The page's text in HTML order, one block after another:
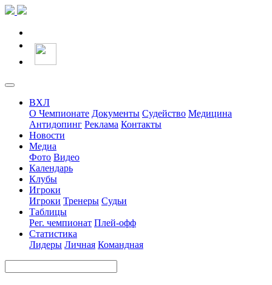
ВХЛ
О Чемпионате Документы Судейство Медицина
Антидопинг Реклама Контакты
Новости
Медиа
Фото Видео
Календарь
Клубы
Игроки
Игроки Тренеры Судьи
Таблицы
Рег. чемпионат Плей-офф
Статистика
Лидеры Личная Командная